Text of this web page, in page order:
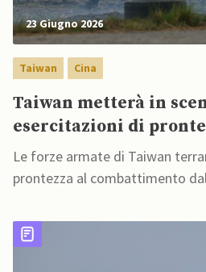
23 Giugno 2026
Taiwan Cina
Taiwan metterà in
esercitazioni di
combattimento
Le forze armate di Taiwan
prontezza al combattimento